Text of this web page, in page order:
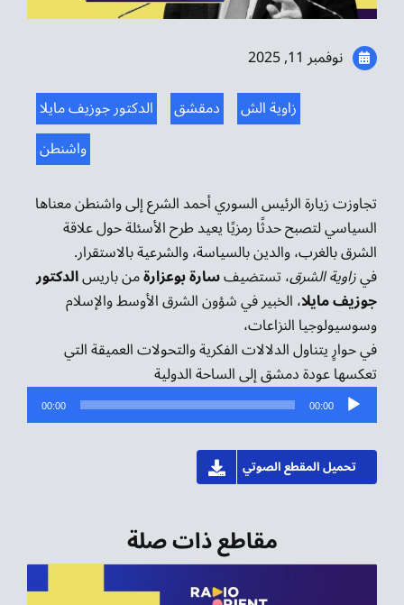
نوفمبر 11, 2025
الدكتور جوزيف مايلا
دمقشق
زاوية الش
واشنطن
تجاوزت زيارة الرئيس السوري أحمد الشرع إلى واشنطن معناها
السياسي لتصبح حدثًا رمزيًا يعيد طرح الأسئلة حول علاقة
الشرق بالغرب، والدين بالسياسة، والشرعية بالاستقرار.
فيزاوية الشرق، تستضيفسارة بوعزارةمن باريسالدكتور
جوزيف مايلا، الخبير في شؤون الشرق الأوسط والإسلام
وسوسيولوجيا النزاعات،
في حوارٍ يتناول الدلالات الفكرية والتحولات العميقة التي
تعكسها عودة دمشق إلى الساحة الدولية
مشغل
الصوت
00:00
00:00
تحميل المقطع الصوتي
مقاطع ذات صلة